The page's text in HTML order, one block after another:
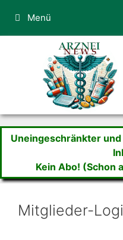
Inhalt
springen
Menü
Uneingeschränkter
Kein Abo! (Schon
Mitglieder-